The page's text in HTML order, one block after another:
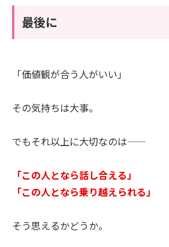
最後に
「価値観が合う人がいい」
その気持ちは大事。
でもそれ以上に大切なのは――
「この人となら話し合える」
「この人となら乗り越えられる」
そう思えるかどうか。